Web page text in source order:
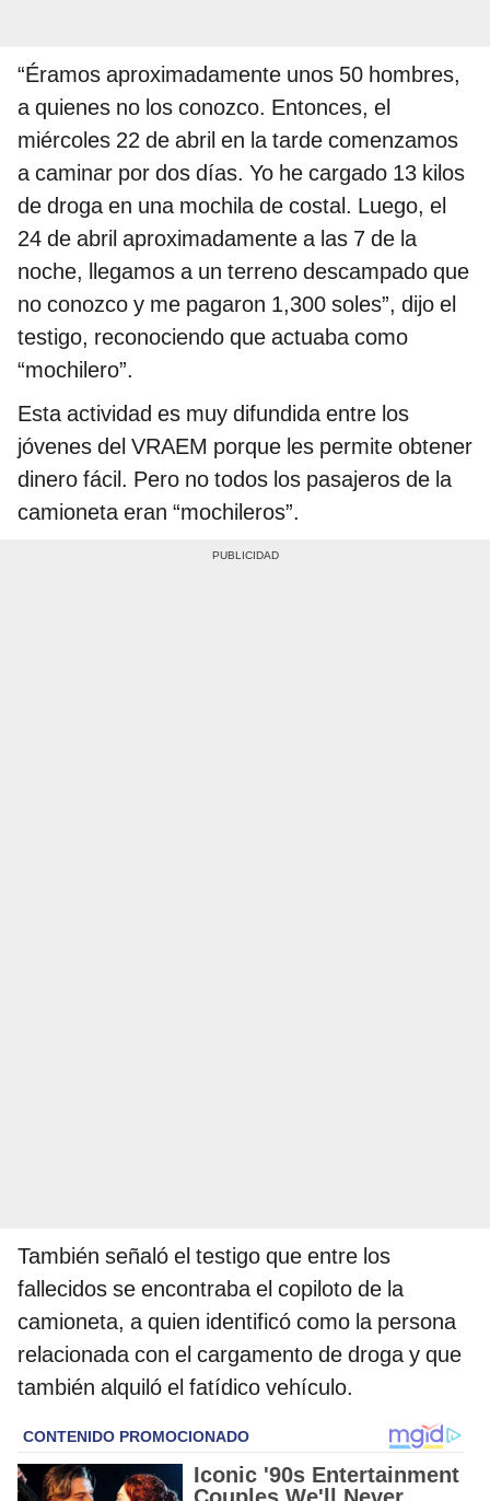
“Éramos aproximadamente unos 50 hombres,
a quienes no los conozco. Entonces, el
miércoles 22 de abril en la tarde comenzamos
a caminar por dos días. Yo he cargado 13 kilos
de droga en una mochila de costal. Luego, el
24 de abril aproximadamente a las 7 de la
noche, llegamos a un terreno descampado que
no conozco y me pagaron 1,300 soles”, dijo el
testigo, reconociendo que actuaba como
“mochilero”.
Esta actividad es muy difundida entre los
jóvenes del VRAEM porque les permite obtener
dinero fácil. Pero no todos los pasajeros de la
camioneta eran “mochileros”.
También señaló el testigo que entre los
fallecidos se encontraba el copiloto de la
camioneta, a quien identificó como la persona
relacionada con el cargamento de droga y que
también alquiló el fatídico vehículo.